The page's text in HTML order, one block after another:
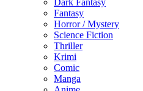
Fantasy
Horror / Mystery
Science Fiction
Thriller
Krimi
Comic
Manga